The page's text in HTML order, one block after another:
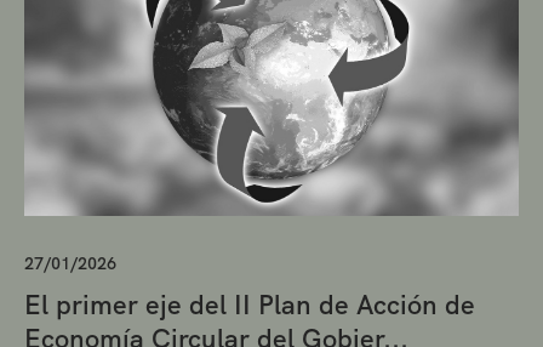
27/01/2026
El primer eje del II Plan de Acción de
Economía Circular del Gobier...